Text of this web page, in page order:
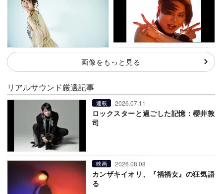
画像をもっと見る
リアルサウンド厳選記事
連載 2026.07.11
ロックスターと過ごした記憶：櫻井敦
司
映画 2026.08.08
カンザキイオリ、『禍禍女』の狂気語
る